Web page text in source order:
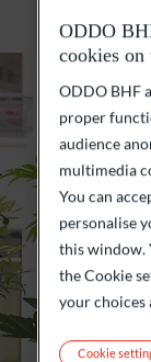
ODDO
cookies on
ODDO BHF
proper
audience
multimedia
You can
personalise
this window.
the Cookie
your choices
Cookie